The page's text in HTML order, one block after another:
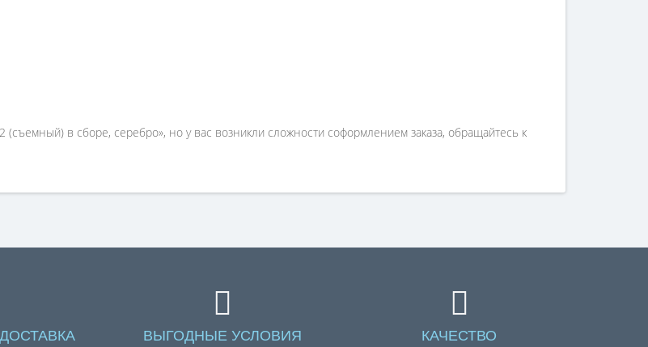
(съемный) в сборе, серебро», но у вас возникли сложности соформлением заказа, обращайтесь к
ВЫГОДНЫЕ УСЛОВИЯ КАЧЕСТВО